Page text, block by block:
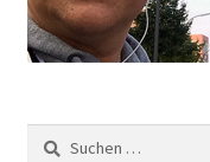
Suchen